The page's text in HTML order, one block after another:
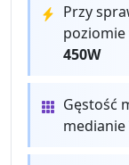
Przy
450W
Gęstość
medianie